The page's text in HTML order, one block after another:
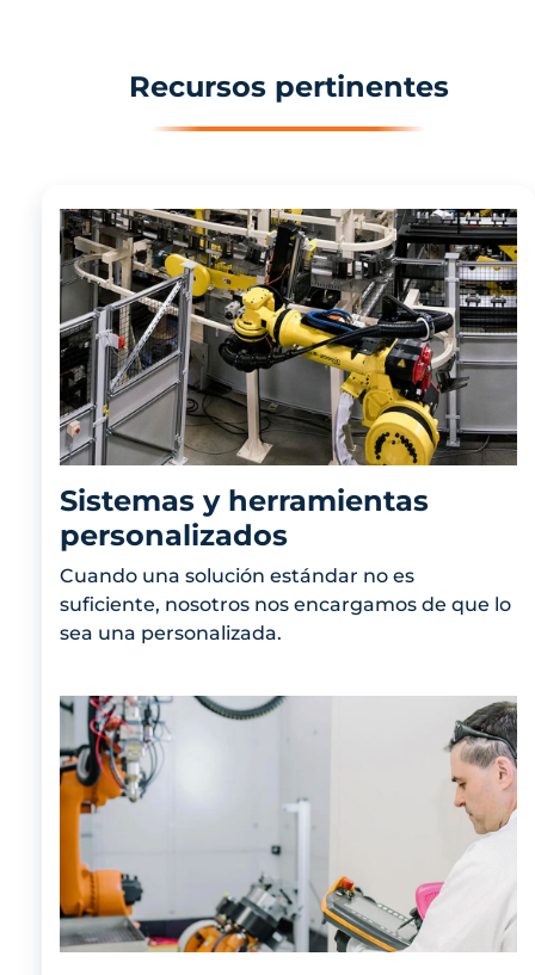
Recursos pertinentes
Sistemas y herramientas
personalizados
Cuando una solución estándar no es
suficiente, nosotros nos encargamos de que lo
sea una personalizada.